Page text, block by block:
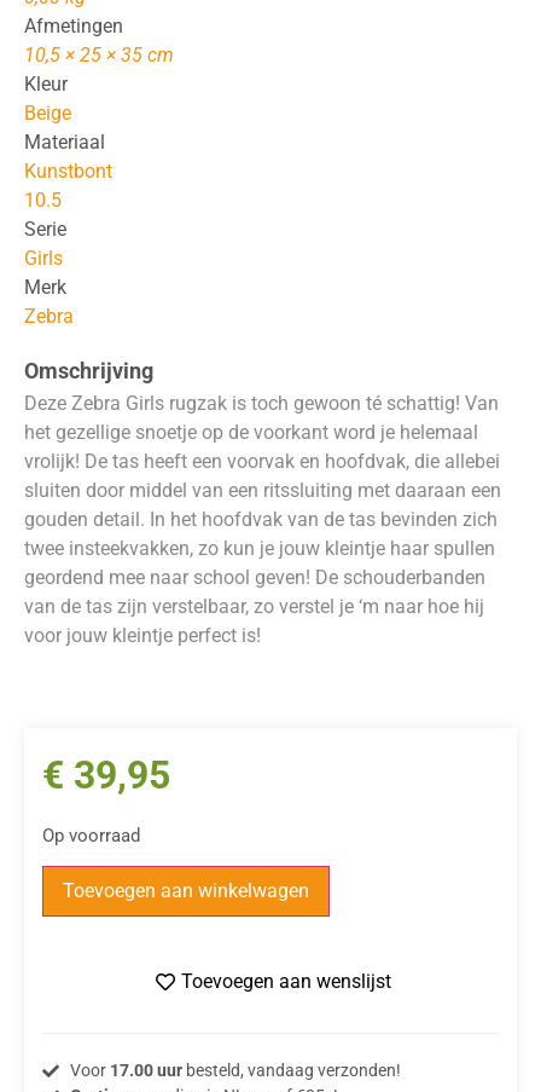
Afmetingen
10,5 × 25 × 35 cm
Kleur
Beige
Materiaal
Kunstbont
10.5
Serie
Girls
Merk
Zebra
Omschrijving
Deze Zebra Girls rugzak is toch gewoon té schattig! Van
het gezellige snoetje op de voorkant word je helemaal
vrolijk! De tas heeft een voorvak en hoofdvak, die allebei
sluiten door middel van een ritssluiting met daaraan een
gouden detail. In het hoofdvak van de tas bevinden zich
twee insteekvakken, zo kun je jouw kleintje haar spullen
geordend mee naar school geven! De schouderbanden
van de tas zijn verstelbaar, zo verstel je ‘m naar hoe hij
voor jouw kleintje perfect is!
€ 39,95
Op voorraad
Toevoegen aan winkelwagen
Toevoegen aan wenslijst
Voor 17.00 uurbesteld, vandaag verzonden!